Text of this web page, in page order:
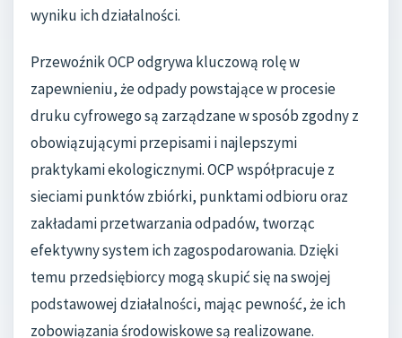
wyniku ich działalności.
Przewoźnik OCP odgrywa kluczową rolę w
zapewnieniu, że odpady powstające w procesie
druku cyfrowego są zarządzane w sposób zgodny z
obowiązującymi przepisami i najlepszymi
praktykami ekologicznymi. OCP współpracuje z
sieciami punktów zbiórki, punktami odbioru oraz
zakładami przetwarzania odpadów, tworząc
efektywny system ich zagospodarowania. Dzięki
temu przedsiębiorcy mogą skupić się na swojej
podstawowej działalności, mając pewność, że ich
zobowiązania środowiskowe są realizowane.